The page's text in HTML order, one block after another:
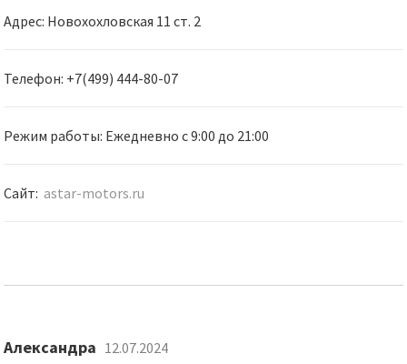
Адрес: Новохохловская 11 ст. 2
Телефон: +7(499) 444-80-07
Режим работы: Ежедневно с 9:00 до 21:00
Сайт: astar-motors.ru
Александра 12.07.2024